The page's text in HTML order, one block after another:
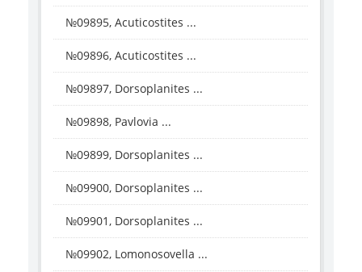
№09895, Acuticostites ...
№09896, Acuticostites ...
№09897, Dorsoplanites ...
№09898, Pavlovia ...
№09899, Dorsoplanites ...
№09900, Dorsoplanites ...
№09901, Dorsoplanites ...
№09902, Lomonosovella ...